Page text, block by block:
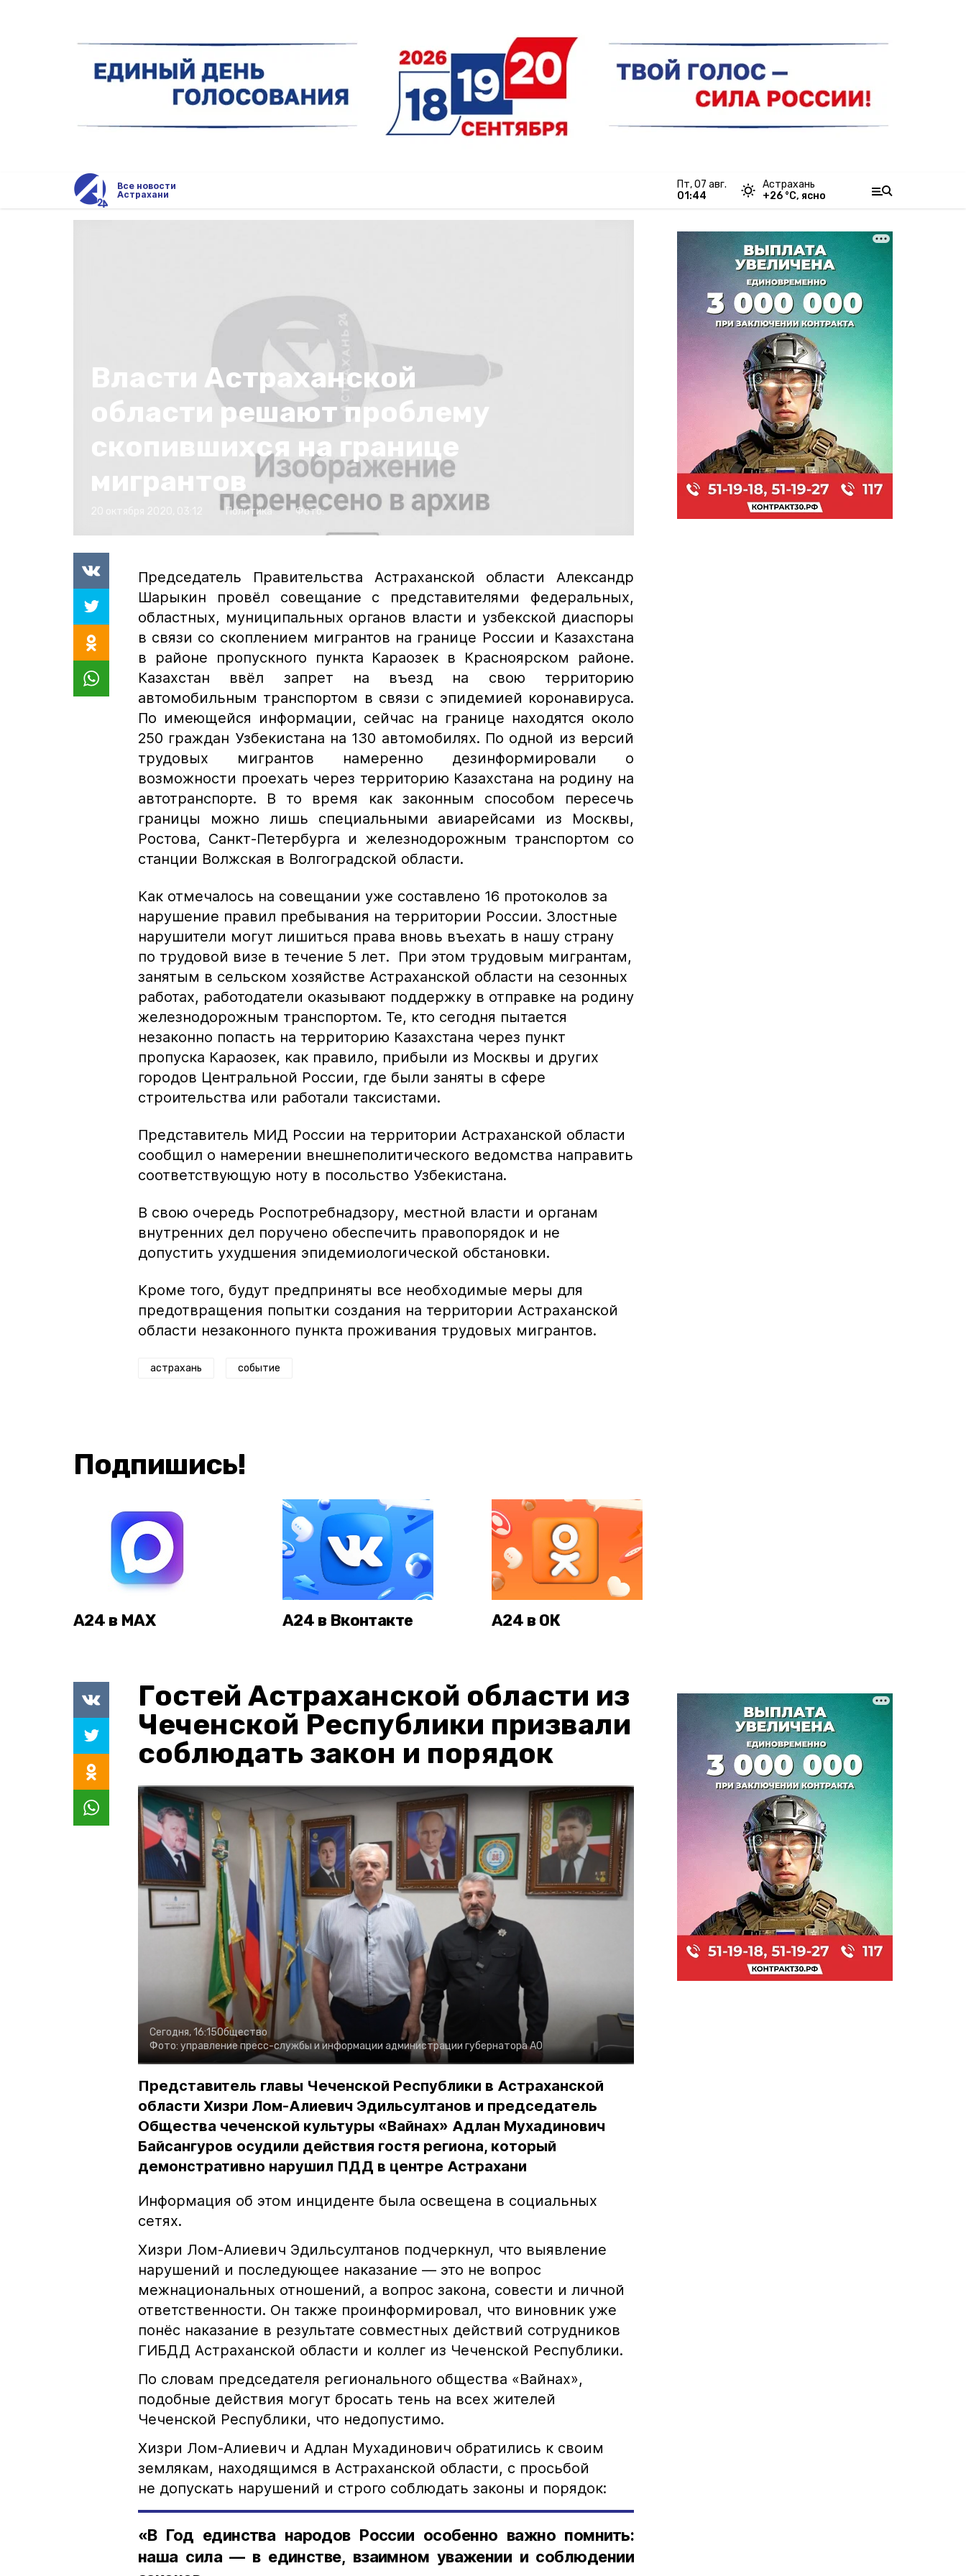
Все новости
Астрахани
пт, 07 авг.
01:44
Астрахань
+26 °С, ясно
Власти Астраханской
области решают проблему
скопившихся на границе
мигрантов
Политика Фото:
Председатель Правительства Астраханской области Александр
Шарыкин провёл совещание с представителями федеральных,
областных, муниципальных органов власти и узбекской диаспоры
в связи со скоплением мигрантов на границе России и Казахстана
в районе пропускного пункта Караозек в Красноярском районе.
Казахстан ввёл запрет на въезд на свою территорию
автомобильным транспортом в связи с эпидемией коронавируса.
По имеющейся информации, сейчас на границе находятся около
250 граждан Узбекистана на 130 автомобилях. По одной из версий
трудовых мигрантов намеренно дезинформировали о
возможности проехать через территорию Казахстана на родину на
автотранспорте. В то время как законным способом пересечь
границы можно лишь специальными авиарейсами из Москвы,
Ростова, Санкт-Петербурга и железнодорожным транспортом со
станции Волжская в Волгоградской области.
Как отмечалось на совещании уже составлено 16 протоколов за
нарушение правил пребывания на территории России. Злостные
нарушители могут лишиться права вновь въехать в нашу страну
по трудовой визе в течение 5 лет. При этом трудовым мигрантам,
занятым в сельском хозяйстве Астраханской области на сезонных
работах, работодатели оказывают поддержку в отправке на родину
железнодорожным транспортом. Те, кто сегодня пытается
незаконно попасть на территорию Казахстана через пункт
пропуска Караозек, как правило, прибыли из Москвы и других
городов Центральной России, где были заняты в сфере
строительства или работали таксистами.
Представитель МИД России на территории Астраханской области
сообщил о намерении внешнеполитического ведомства направить
соответствующую ноту в посольство Узбекистана.
В свою очередь Роспотребнадзору, местной власти и органам
внутренних дел поручено обеспечить правопорядок и не
допустить ухудшения эпидемиологической обстановки.
Кроме того, будут предприняты все необходимые меры для
предотвращения попытки создания на территории Астраханской
области незаконного пункта проживания трудовых мигрантов.
астрахань событие
Подпишись!
А24 в MAX А24 в Вконтакте А24 в ОК
Гостей Астраханской области из
Чеченской Республики призвали
соблюдать закон и порядок
Сегодня, 16:15Общество
Фото: управление пресс-службы и информации администрации губернатора АО
Представитель главы Чеченской Республики в Астраханской
области Хизри Лом-Алиевич Эдильсултанов и председатель
Общества чеченской культуры «Вайнах» Адлан Мухадинович
Байсангуров осудили действия гостя региона, который
демонстративно нарушил ПДД в центре Астрахани
Информация об этом инциденте была освещена в социальных
сетях.
Хизри Лом-Алиевич Эдильсултанов подчеркнул, что выявление
нарушений и последующее наказание — это не вопрос
межнациональных отношений, а вопрос закона, совести и личной
ответственности. Он также проинформировал, что виновник уже
понёс наказание в результате совместных действий сотрудников
ГИБДД Астраханской области и коллег из Чеченской Республики.
По словам председателя регионального общества «Вайнах»,
подобные действия могут бросать тень на всех жителей
Чеченской Республики, что недопустимо.
Хизри Лом-Алиевич и Адлан Мухадинович обратились к своим
землякам, находящимся в Астраханской области, с просьбой
не допускать нарушений и строго соблюдать законы и порядок:
«В Год единства народов России особенно важно помнить:
наша сила — в единстве, взаимном уважении и соблюдении